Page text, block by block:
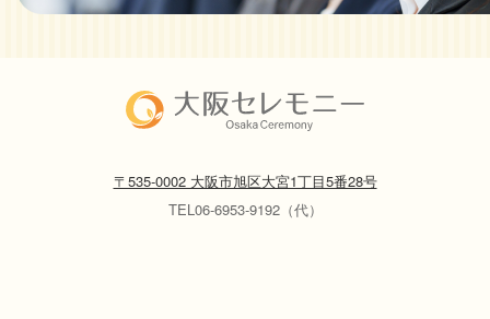
〒535-0002 大阪市旭区大宮1丁目5番28号
TEL06-6953-9192（代）